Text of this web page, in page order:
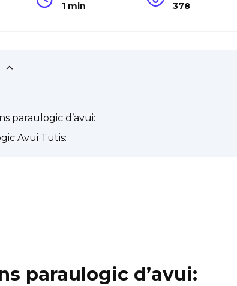
1 min 378
paraulogic d’avui:
Avui Tutis:
paraulogic d’avui: